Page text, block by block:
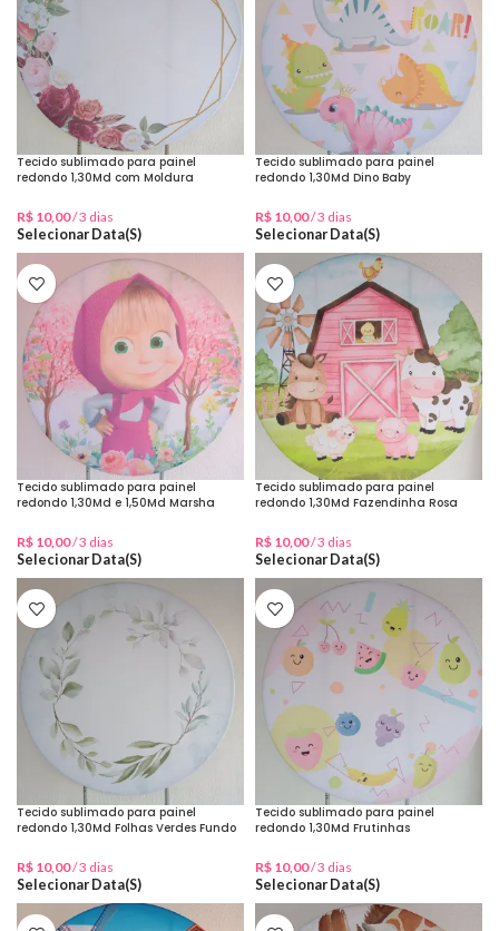
Tecido sublimado para painel
redondo 1,30Md com Moldura
R$ 10,00/ 3 dias
Selecionar Data(s)
Tecido sublimado para painel
redondo 1,30Md Dino Baby
R$ 10,00/ 3 dias
Selecionar Data(s)
Tecido sublimado para painel
redondo 1,30Md e 1,50Md Marsha
R$ 10,00/ 3 dias
Selecionar Data(s)
Tecido sublimado para painel
redondo 1,30Md Fazendinha Rosa
R$ 10,00/ 3 dias
Selecionar Data(s)
Tecido sublimado para painel
redondo 1,30Md Folhas Verdes Fundo
R$ 10,00/ 3 dias
Selecionar Data(s)
Tecido sublimado para painel
redondo 1,30Md Frutinhas
R$ 10,00/ 3 dias
Selecionar Data(s)